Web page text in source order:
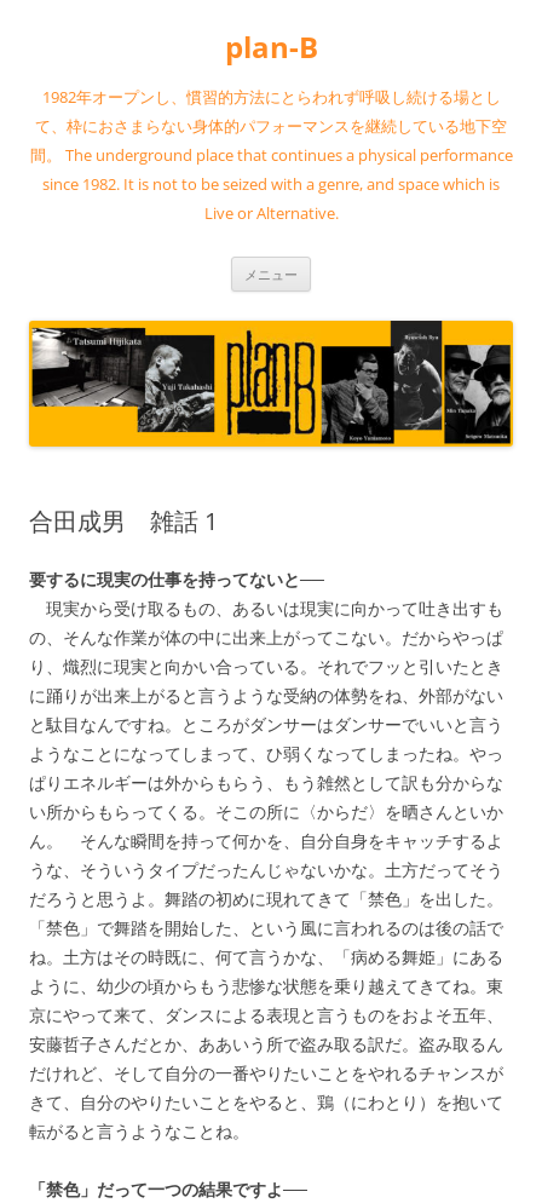
へ
キ
ッ
プ
plan-B
1982年オープンし、慣習的方法にとらわれず呼吸し続ける場とし
て、枠におさまらない身体的パフォーマンスを継続している地下空
間。 The underground place that continues a physical performance
since 1982. It is not to be seized with a genre, and space which is
Live or Alternative.
メニュー
合田成男 雑話 1
要するに現実の仕事を持ってないと──
現実から受け取るもの、あるいは現実に向かって吐き出すも
の、そんな作業が体の中に出来上がってこない。だからやっぱ
り、熾烈に現実と向かい合っている。それでフッと引いたとき
に踊りが出来上がると言うような受納の体勢をね、外部がない
と駄目なんですね。ところがダンサーはダンサーでいいと言う
ようなことになってしまって、ひ弱くなってしまったね。やっ
ぱりエネルギーは外からもらう、もう雑然として訳も分からな
い所からもらってくる。そこの所に〈からだ〉を晒さんといか
ん。 そんな瞬間を持って何かを、自分自身をキャッチするよ
うな、そういうタイプだったんじゃないかな。土方だってそう
だろうと思うよ。舞踏の初めに現れてきて「禁色」を出した。
「禁色」で舞踏を開始した、という風に言われるのは後の話で
ね。土方はその時既に、何て言うかな、「病める舞姫」にある
ように、幼少の頃からもう悲惨な状態を乗り越えてきてね。東
京にやって来て、ダンスによる表現と言うものをおよそ五年、
安藤哲子さんだとか、ああいう所で盗み取る訳だ。盗み取るん
だけれど、そして自分の一番やりたいことをやれるチャンスが
きて、自分のやりたいことをやると、鶏（にわとり）を抱いて
転がると言うようなことね。
「禁色」だって一つの結果ですよ──